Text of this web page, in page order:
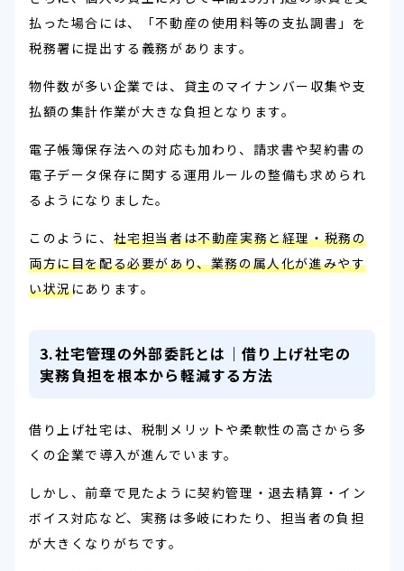
払った場合には、「不動産の使用料等の支払調書」を
税務署に提出する義務があります。
物件数が多い企業では、貸主のマイナンバー収集や支
払額の集計作業が大きな負担となります。
電子帳簿保存法への対応も加わり、請求書や契約書の
電子データ保存に関する運用ルールの整備も求められ
るようになりました。
このように、 社宅担当者は不動産実務と経理・税務の
両方に目を配る必要があり、業務の属人化が進みやす
い状況にあります。
3.社宅管理の外部委託とは｜借り上げ社宅の
実務負担を根本から軽減する方法
借り上げ社宅は、税制メリットや柔軟性の高さから多
くの企業で導入が進んでいます。
しかし、前章で見たように契約管理・退去精算・イン
ボイス対応など、実務は多岐にわたり、担当者の負担
が大きくなりがちです。